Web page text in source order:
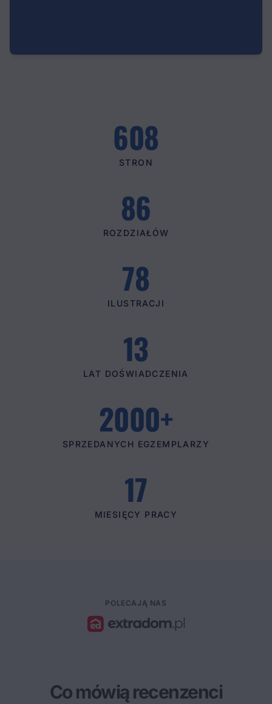
608
STRON
86
ROZDZIAŁÓW
78
ILUSTRACJI
13
LAT DOŚWIADCZENIA
2000+
SPRZEDANYCH EGZEMPLARZY
17
MIESIĘCY PRACY
POLECAJĄ NAS
Co mówią recenzenci